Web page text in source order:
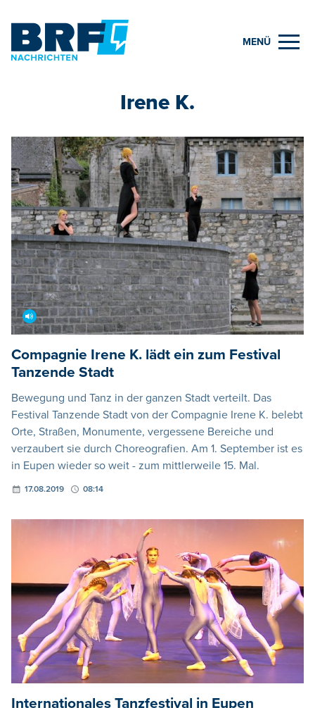
MENÜ
Irene K.
Compagnie Irene K. lädt ein zum Festival
Tanzende Stadt
Bewegung und Tanz in der ganzen Stadt verteilt. Das
Festival Tanzende Stadt von der Compagnie Irene K. belebt
Orte, Straßen, Monumente, vergessene Bereiche und
verzaubert sie durch Choreografien. Am 1. September ist es
in Eupen wieder so weit - zum mittlerweile 15. Mal.
17.08.2019 08:14
Internationales Tanzfestival in Eupen